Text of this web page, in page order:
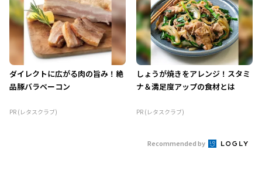
ダイレクトに広がる肉の旨み！絶
品豚バラベーコン
PR (レタスクラブ)
しょうが焼きをアレンジ！スタミ
ナ＆満足度アップの食材とは
PR (レタスクラブ)
Recommended by